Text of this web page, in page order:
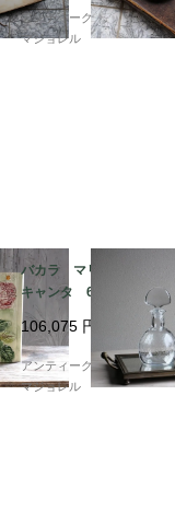
アンティークギャラリー
マジョレル
バカラ マリヨン デ
キャンタ 6687
106,075 円
アンティークギャラリー
マジョレル